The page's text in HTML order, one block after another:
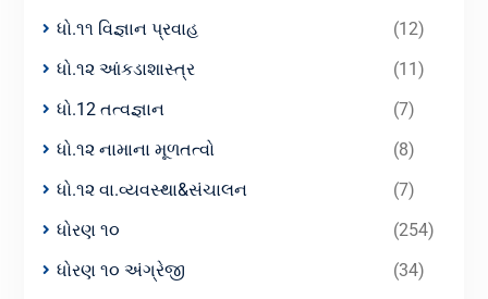
ધો.૧૧ વિજ્ઞાન પ્રવાહ
(12)
ધો.૧૨ આંકડાશાસ્ત્ર
(11)
ધો.12 તત્વજ્ઞાન
(7)
ધો.૧૨ નામાના મૂળતત્વો
(8)
ધો.૧૨ વા.વ્યવસ્થા&સંચાલન
(7)
ધોરણ ૧૦
(254)
ધોરણ ૧૦ અંગ્રેજી
(34)